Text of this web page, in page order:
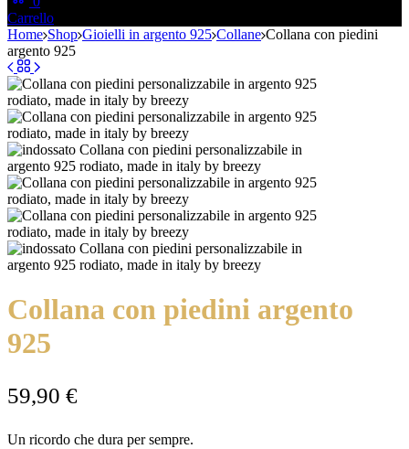
Carrello
Home Shop Gioielli in argento 925 Collane Collana con piedini
argento 925
Collana con piedini argento
925
59,90 €
Un ricordo che dura per sempre.